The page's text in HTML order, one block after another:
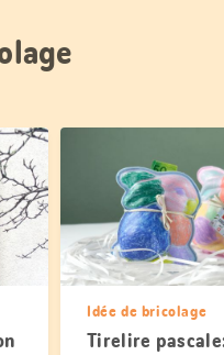
Idée de bricolage
Tirelire